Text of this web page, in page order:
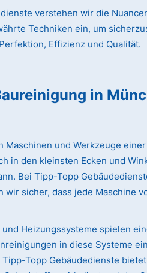
verstehen wir die
Techniken ein, um
Effizienz und Qualität.
in
Maschinen und Werkzeuge
in den kleinsten Ecken und
Bei Tipp-Topp
sicher, dass jede Maschine
Heizungssysteme spielen
in diese Systeme
Topp Gebäudedienste